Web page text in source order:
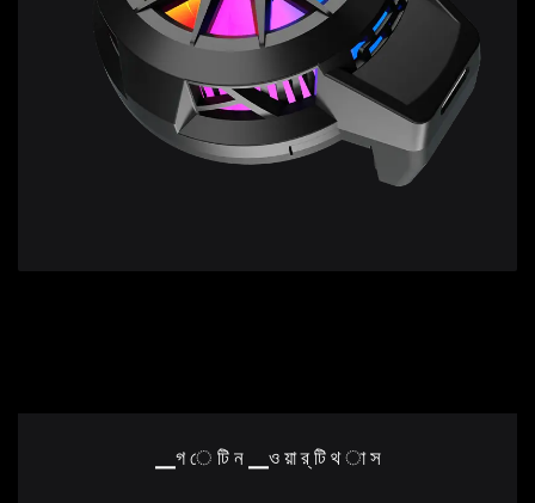
▁গ ে টি ন ▁ও য়া র্ টি থ া স